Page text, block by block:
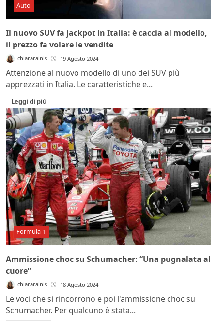
Auto
Il nuovo SUV fa jackpot in Italia: è caccia al modello,
il prezzo fa volare le vendite
chiararainis 19 Agosto 2024
Attenzione al nuovo modello di uno dei SUV più
apprezzati in Italia. Le caratteristiche e...
Leggi di più
Formula 1
Ammissione choc su Schumacher: “Una pugnalata al
cuore”
chiararainis 18 Agosto 2024
Le voci che si rincorrono e poi l'ammissione choc su
Schumacher. Per qualcuno è stata...